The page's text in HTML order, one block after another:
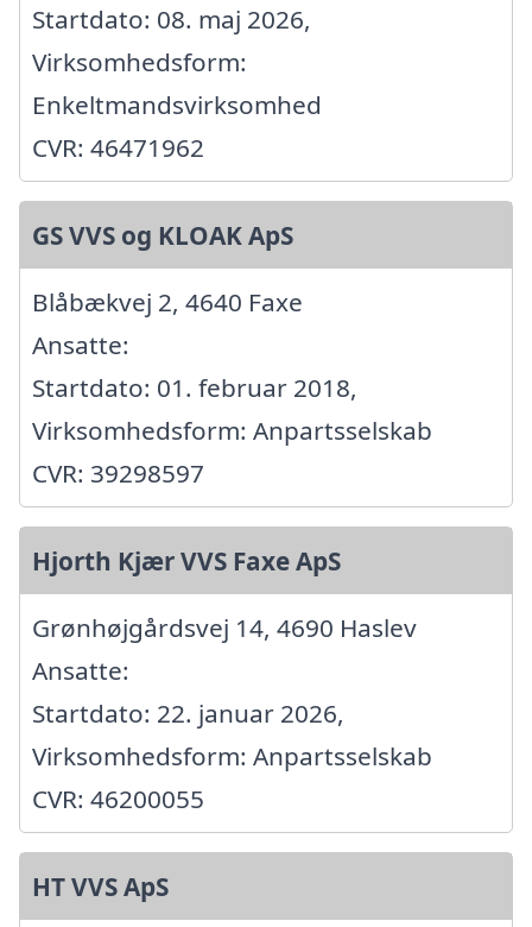
Startdato: 08. maj 2026,
Virksomhedsform:
Enkeltmandsvirksomhed
CVR: 46471962
GS VVS og KLOAK ApS
Blåbækvej 2, 4640 Faxe
Ansatte:
Startdato: 01. februar 2018,
Virksomhedsform: Anpartsselskab
CVR: 39298597
Hjorth Kjær VVS Faxe ApS
Grønhøjgårdsvej 14, 4690 Haslev
Ansatte:
Startdato: 22. januar 2026,
Virksomhedsform: Anpartsselskab
CVR: 46200055
HT VVS ApS